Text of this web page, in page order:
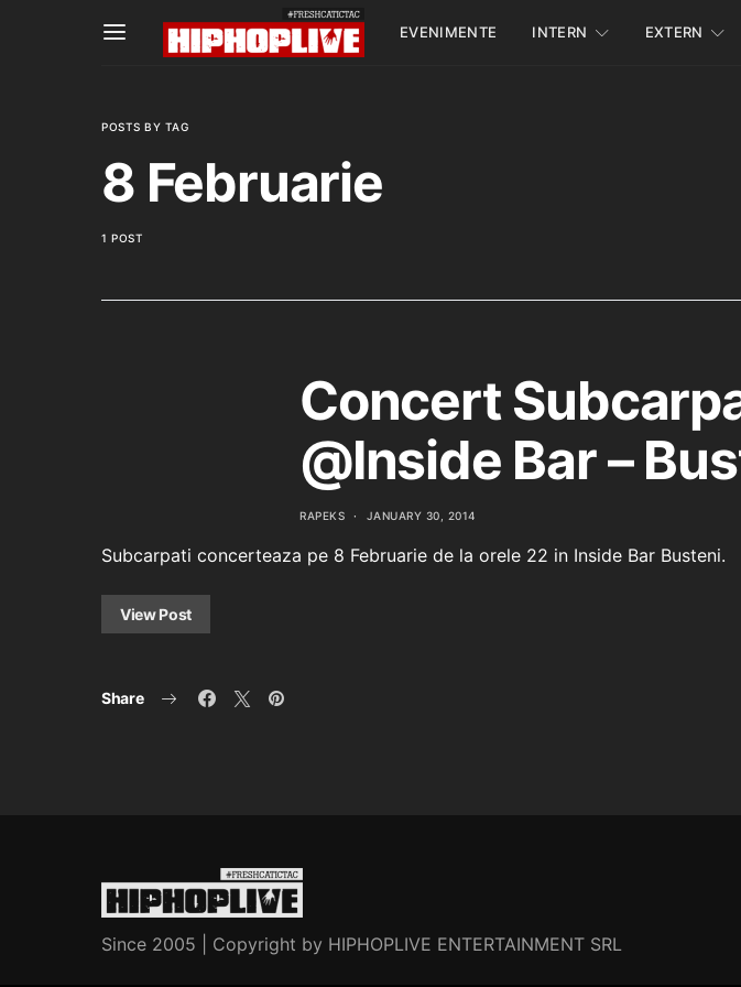
EVENIMENTE INTERN EXTERN
POSTS BY TAG
8 Februarie
1 POST
Concert
@Inside Bar –
RAPEKS JANUARY 30, 2014
Subcarpati concerteaza pe 8 Februarie de la orele 22 in Inside Bar Busteni.
View Post
Share
Since 2005 | Copyright by HIPHOPLIVE ENTERTAINMENT SRL